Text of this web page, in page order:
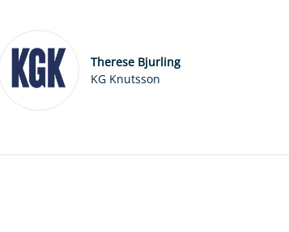
Therese Bjurling
KG Knutsson